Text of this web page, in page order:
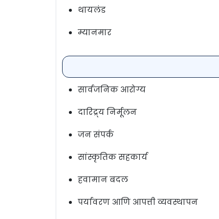
थायलंड
म्यानमार
सार्वजनिक आरोग्य
दारिद्र्य निर्मूलन
जन संपर्क
सांस्कृतिक सहकार्य
हवामान बदल
पर्यावरण आणि आपत्ती व्यवस्थापन